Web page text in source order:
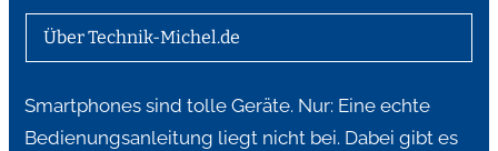
Über Technik-Michel.de
Smartphones sind tolle Geräte. Nur: Eine echte
Bedienungsanleitung liegt nicht bei. Dabei gibt es